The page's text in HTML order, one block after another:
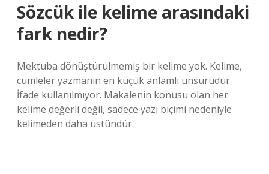
Sözcük ile kelime arasındaki
fark nedir?
Mektuba dönüştürülmemiş bir kelime yok. Kelime,
cümleler yazmanın en küçük anlamlı unsurudur.
İfade kullanılmıyor. Makalenin konusu olan her
kelime değerli değil, sadece yazı biçimi nedeniyle
kelimeden daha üstündür.